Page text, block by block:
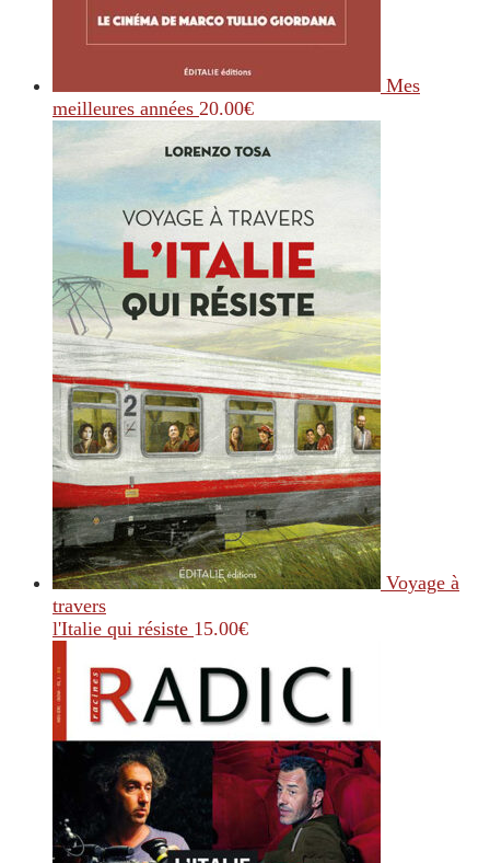
Mes
meilleures années 20.00€
Voyage à
travers
l'Italie qui résiste 15.00€